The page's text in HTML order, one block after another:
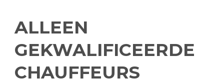
ALLEEN
GEKWALIFICEERDE
CHAUFFEURS